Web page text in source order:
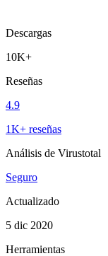
Descargas
10K+
Reseñas
4.9
1K+ reseñas
Análisis de Virustotal
Seguro
Actualizado
5 dic 2020
Herramientas